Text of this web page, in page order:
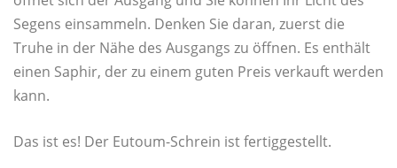
Segens einsammeln. Denken Sie daran, zuerst die
Truhe in der Nähe des Ausgangs zu öffnen. Es enthält
einen Saphir, der zu einem guten Preis verkauft werden
kann.
Das ist es! Der Eutoum-Schrein ist fertiggestellt.